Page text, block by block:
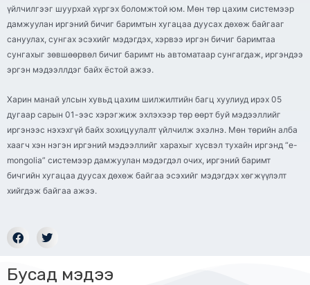
үйлчилгээг шуурхай хүргэх боломжтой юм. Мөн төр цахим системээр
дамжуулан иргэний бичиг баримтын хугацаа дуусах дөхөж байгааг
сануулах, сунгах эсэхийг мэдэгдэх, хэрвээ иргэн бичиг баримтаа
сунгахыг зөвшөөрвөл бичиг баримт нь автоматаар сунгагдаж, иргэндээ
эргэн мэдээллдэг байх ёстой ажээ.
Харин манай улсын хувьд цахим шилжилтийн багц хуулиуд ирэх 05
дугаар сарын 01-ээс хэрэгжиж эхлэхээр төр өөрт буй мэдээллийг
иргэнээс нэхэхгүй байх зохицуулалт үйлчилж эхэлнэ. Мөн төрийн алба
хаагч хэн нэгэн иргэний мэдээллийг харахыг хүсвэл тухайн иргэнд “e-
mongolia” системээр дамжуулан мэдэгдэл очих, иргэний баримт
бичгийн хугацаа дуусах дөхөж байгаа эсэхийг мэдэгдэх хөгжүүлэлт
хийгдэж байгаа ажээ.
Бусад мэдээ